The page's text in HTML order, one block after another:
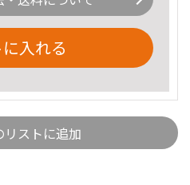
入れる
ストに追加